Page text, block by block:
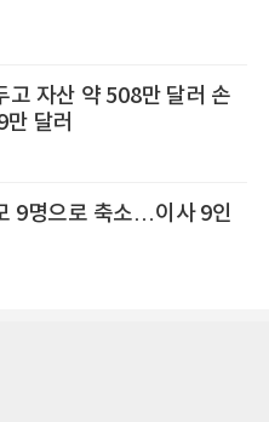
고 자산 약 508만 달러 손
달러
9명으로 축소…이사 9인